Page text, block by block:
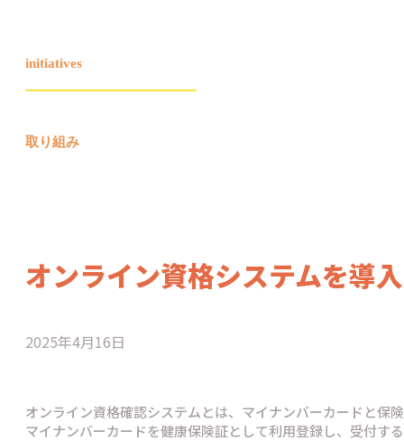
initiatives
取り組み
オンライン資格システムを導
2025年4月16日
オンライン資格確認システムとは、マイナンバーカードと保
マイナンバーカードを健康保険証として利用登録し、受付す